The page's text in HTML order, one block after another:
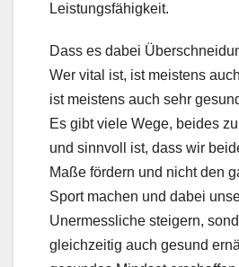
Leistungsfähigkeit.
Dass es dabei
Wer vital ist, ist meistens
ist meistens auch sehr
Es gibt viele Wege, beides
und sinnvoll ist, dass wir
Maße fördern und nicht den
Sport machen und dabei
Unermessliche steigern,
gleichzeitig auch gesund